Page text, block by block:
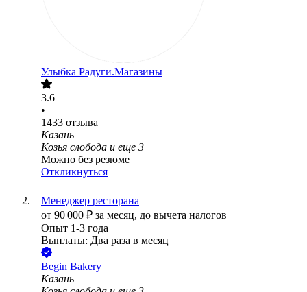
Улыбка Радуги.Магазины
3.6
•
1433 отзыва
Казань
Козья слобода и еще 3
Можно без резюме
Откликнуться
Менеджер ресторана
от 90 000 ₽ за месяц, до вычета налогов
Опыт 1-3 года
Выплаты: Два раза в месяц
Begin Bakery
Казань